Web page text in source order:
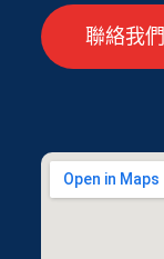
聯絡我們